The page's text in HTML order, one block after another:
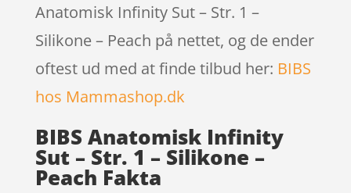
Anatomisk Infinity Sut – Str. 1 –
Silikone – Peach på nettet, og de ender
oftest ud med at finde tilbud her: BIBS
hos Mammashop.dk
BIBS Anatomisk Infinity
Sut – Str. 1 – Silikone –
Peach Fakta